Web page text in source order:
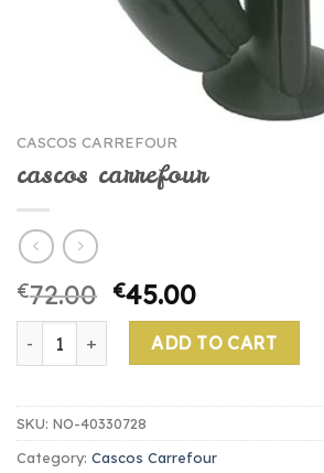
CASCOS CARREFOUR
cascos carrefour
€72.00 €45.00
cascos carrefour quantity
ADD TO CART
SKU: NO-40330728
Category: Cascos Carrefour